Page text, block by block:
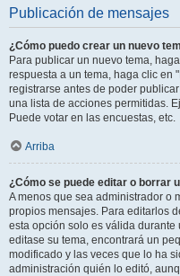
Publicación de mensajes
¿Cómo puedo crear un nuevo
Para publicar un nuevo tema,
respuesta a un tema, haga clic en
registrarse antes de poder
una lista de acciones permitidas.
Puede votar en las encuestas, etc.
Arriba
¿Cómo se puede editar o borrar
A menos que sea administrador o
propios mensajes. Para editarlos
esta opción solo es válida
editase su tema, encontrará un
modificado y las veces que lo ha
administración quién lo editó,